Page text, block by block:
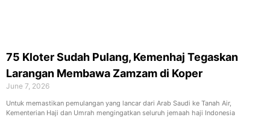
75 Kloter Sudah Pulang, Kemenhaj Tegaskan
Larangan Membawa Zamzam di Koper
June 7, 2026
Untuk memastikan pemulangan yang lancar dari Arab Saudi ke Tanah Air,
Kementerian Haji dan Umrah mengingatkan seluruh jemaah haji Indonesia